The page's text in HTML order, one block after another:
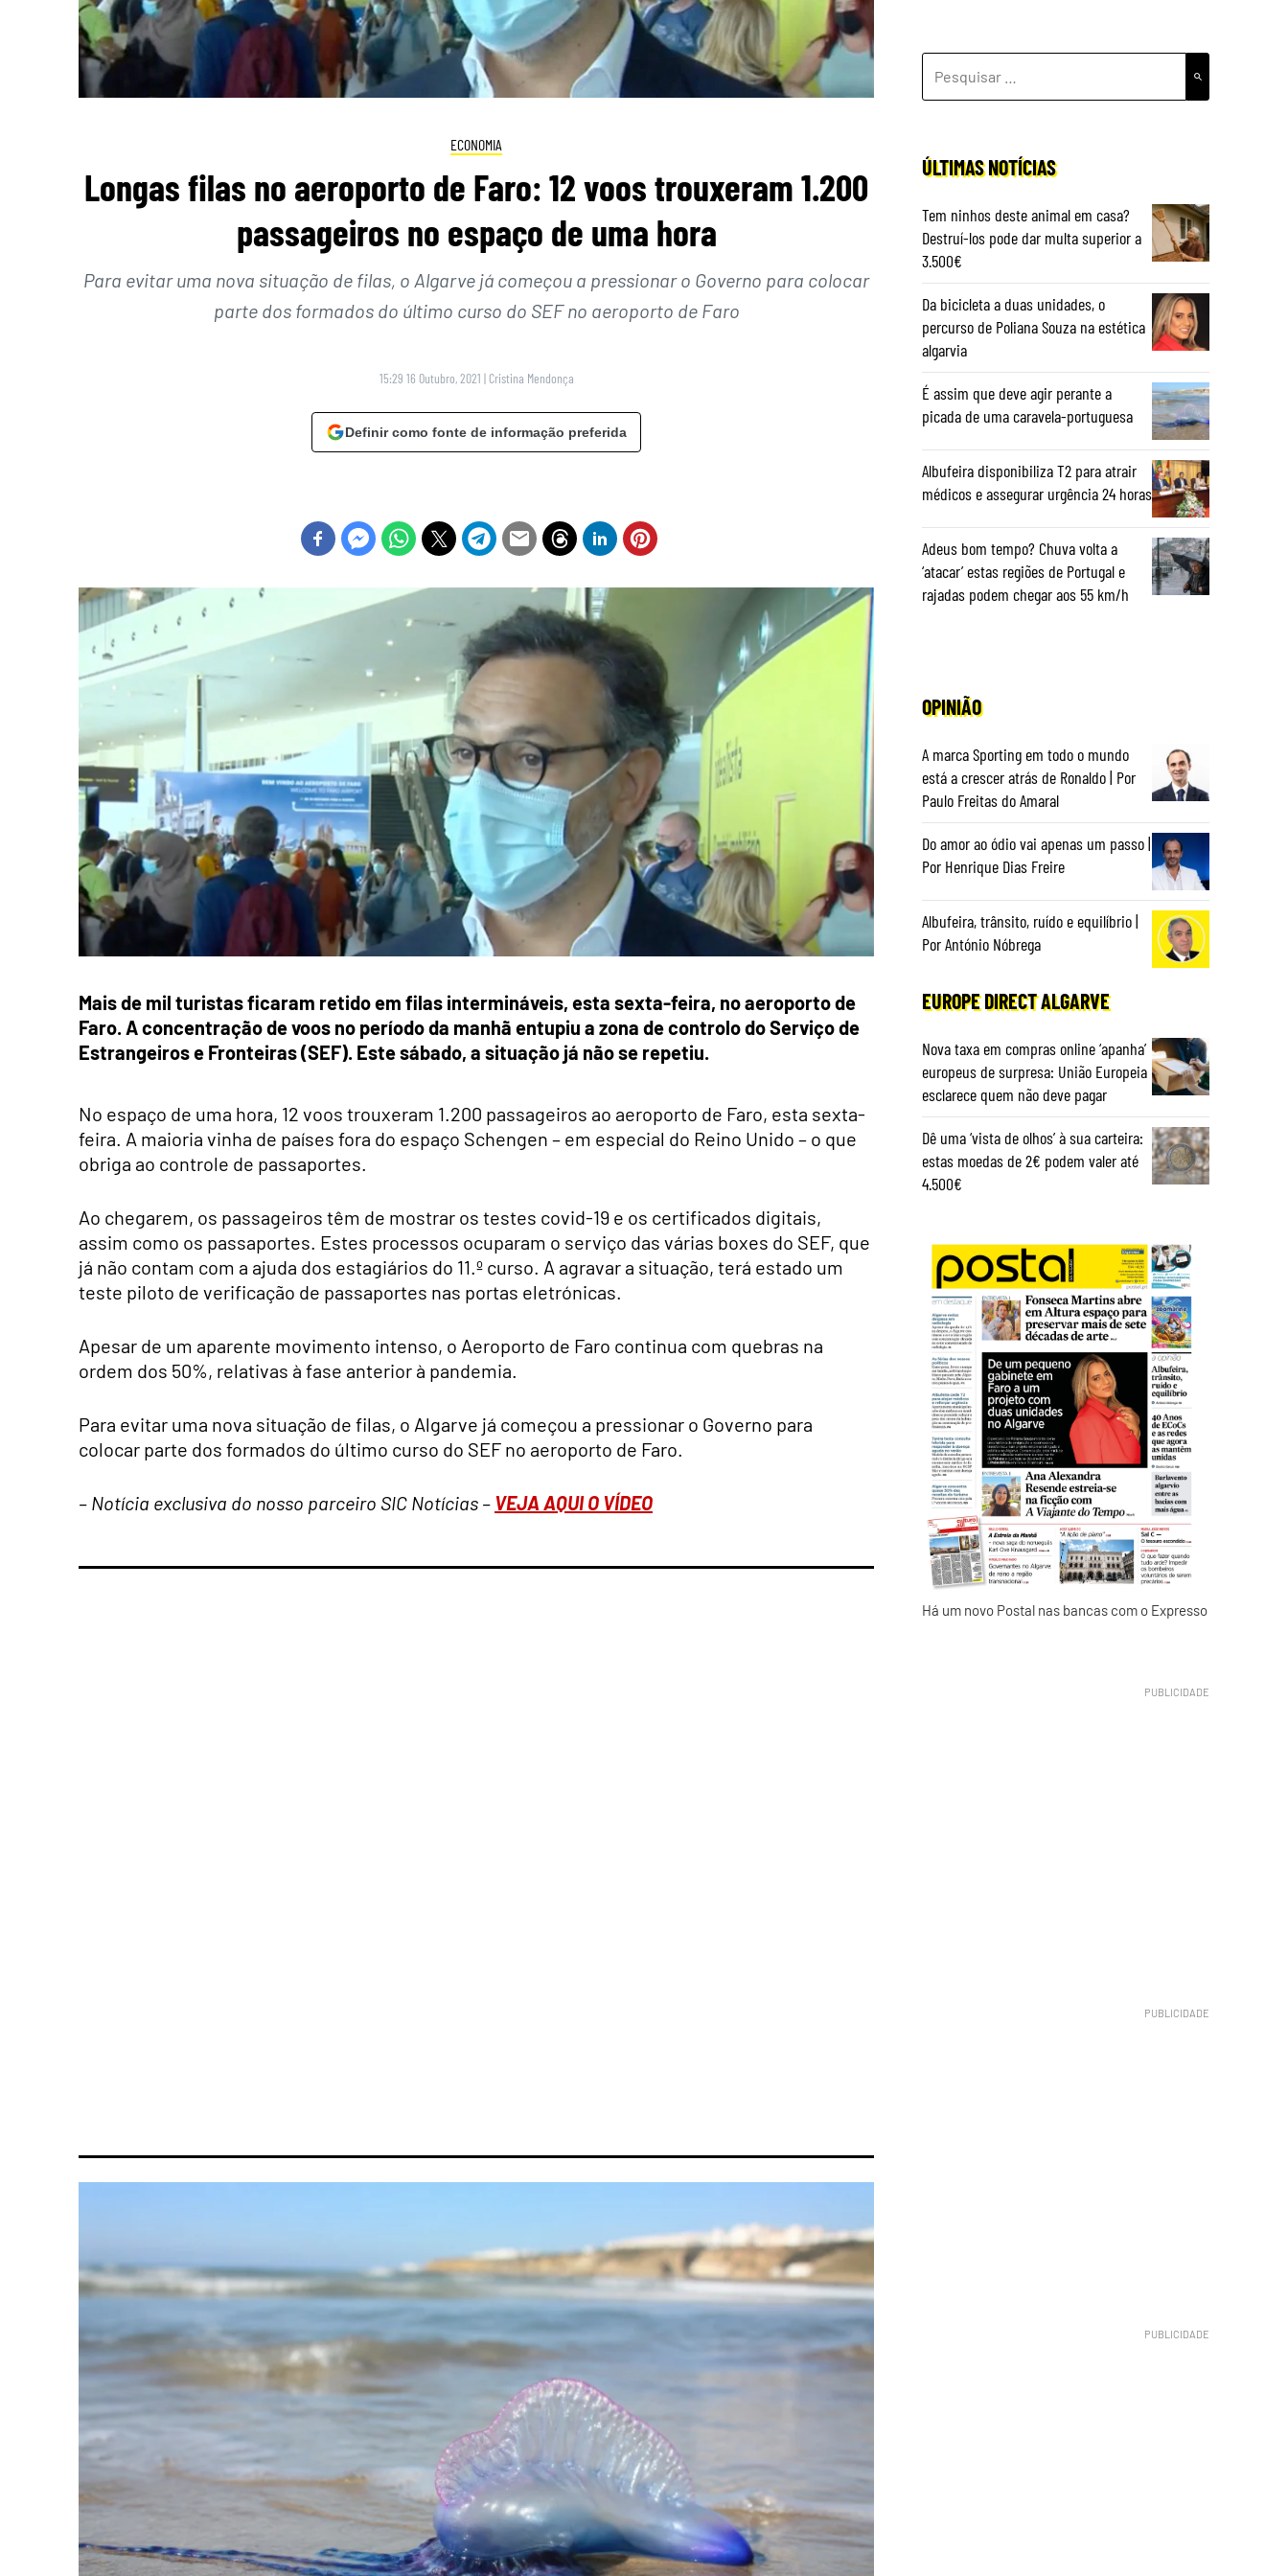
ECONOMIA
Longas filas no aeroporto de Faro: 12 voos trouxeram 1.200
passageiros no espaço de uma hora
Para evitar uma nova situação de filas, o Algarve já começou a pressionar o Governo para colocar
parte dos formados do último curso do SEF no aeroporto de Faro
15:29 16 Outubro, 2021 | Cristina Mendonça
Definir como fonte de informação preferida
Mais de mil turistas ficaram retido em filas intermináveis, esta sexta-feira, no aeroporto de
Faro. A concentração de voos no período da manhã entupiu a zona de controlo do Serviço de
Estrangeiros e Fronteiras (SEF). Este sábado, a situação já não se repetiu.
No espaço de uma hora, 12 voos trouxeram 1.200 passageiros ao aeroporto de Faro, esta sexta-
feira. A maioria vinha de países fora do espaço Schengen – em especial do Reino Unido – o que
obriga ao controle de passaportes.
Ao chegarem, os passageiros têm de mostrar os testes covid-19 e os certificados digitais,
assim como os passaportes. Estes processos ocuparam o serviço das várias boxes do SEF, que
já não contam com a ajuda dos estagiários do 11.º curso. A agravar a situação, terá estado um
teste piloto de verificação de passaportes nas portas eletrónicas.
Apesar de um aparente movimento intenso, o Aeroporto de Faro continua com quebras na
ordem dos 50%, relativas à fase anterior à pandemia.
Para evitar uma nova situação de filas, o Algarve já começou a pressionar o Governo para
colocar parte dos formados do último curso do SEF no aeroporto de Faro.
– Notícia exclusiva do nosso parceiro SIC Notícias – VEJA AQUI O VÍDEO
POR:
ÚLTIMAS NOTÍCIAS
Tem ninhos deste animal em casa?
Destruí-los pode dar multa superior a
3.500€
Da bicicleta a duas unidades, o
percurso de Poliana Souza na estética
algarvia
É assim que deve agir perante a
picada de uma caravela-portuguesa
Albufeira disponibiliza T2 para atrair
médicos e assegurar urgência 24 horas
Adeus bom tempo? Chuva volta a
‘atacar’ estas regiões de Portugal e
rajadas podem chegar aos 55 km/h
OPINIÃO
A marca Sporting em todo o mundo
está a crescer atrás de Ronaldo | Por
Paulo Freitas do Amaral
Do amor ao ódio vai apenas um passo |
Por Henrique Dias Freire
Albufeira, trânsito, ruído e equilíbrio |
Por António Nóbrega
EUROPE DIRECT ALGARVE
Nova taxa em compras online ‘apanha’
europeus de surpresa: União Europeia
esclarece quem não deve pagar
Dê uma ‘vista de olhos’ à sua carteira:
estas moedas de 2€ podem valer até
4.500€
Há um novo Postal nas bancas com o Expresso